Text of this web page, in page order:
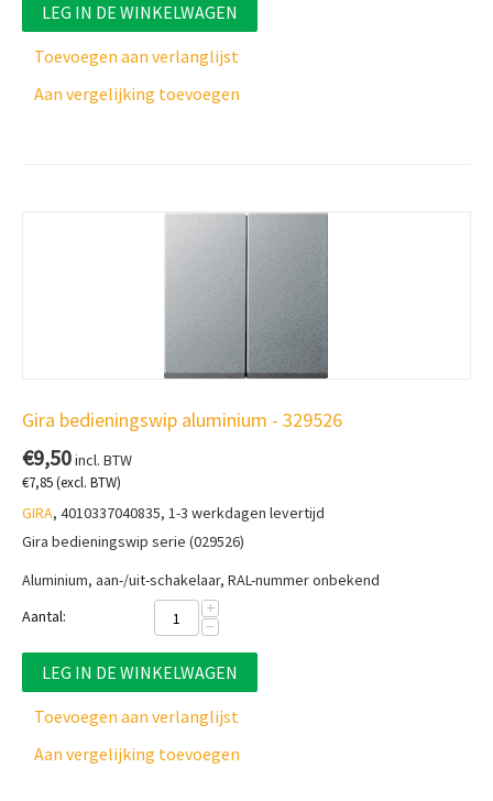
LEG IN DE WINKELWAGEN
Toevoegen aan verlanglijst
Aan vergelijking toevoegen
Gira bedieningswip aluminium - 329526
€9,50incl. BTW
€7,85(excl. BTW)
GIRA, 4010337040835, 1-3 werkdagen levertijd
Gira bedieningswip serie (029526)
Aluminium, aan-/uit-schakelaar, RAL-nummer onbekend
Aantal:
+
−
LEG IN DE WINKELWAGEN
Toevoegen aan verlanglijst
Aan vergelijking toevoegen